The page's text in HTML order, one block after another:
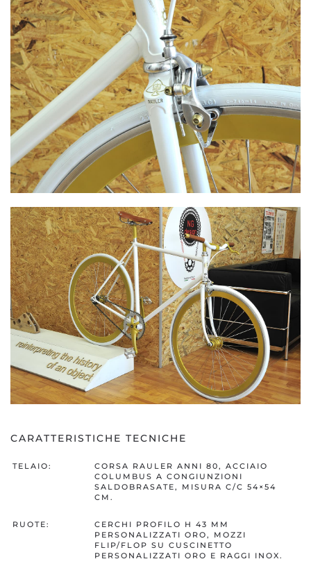
CARATTERISTICHE TECNICHE
TELAIO:
CORSA RAULER ANNI 80, ACCIAIO
COLUMBUS A CONGIUNZIONI
SALDOBRASATE, MISURA C/C 54×54
CM.
RUOTE:
CERCHI PROFILO H 43 MM
PERSONALIZZATI ORO, MOZZI
FLIP/FLOP SU CUSCINETTO
PERSONALIZZATI ORO E RAGGI INOX.